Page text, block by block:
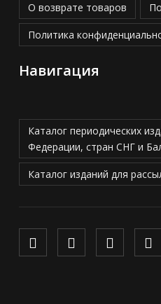
О возврате товаров
Политика
Навигация
Каталог периодических
Федерации, стран СНГ и
Каталог изданий для